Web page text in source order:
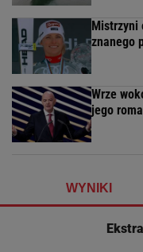
Mistrzyni
znanego
Wrze
jego
WYNIKI